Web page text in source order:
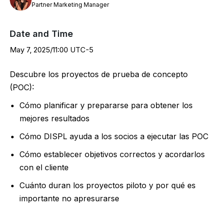
Partner Marketing Manager
Date and Time
May 7, 2025/11:00 UTC-5
Descubre los proyectos de prueba de concepto
(POC):
Cómo planificar y prepararse para obtener los
mejores resultados
Cómo DISPL ayuda a los socios a ejecutar las POC
Cómo establecer objetivos correctos y acordarlos
con el cliente
Cuánto duran los proyectos piloto y por qué es
importante no apresurarse